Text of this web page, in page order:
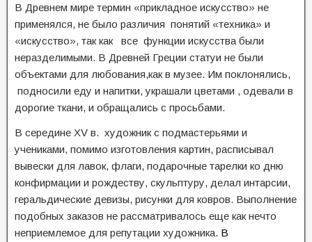
В Древнем мире термин «прикладное искусство» не
применялся, не было различия понятий «техника» и
«искусство», так как все функции искусства были
неразделимыми. В Древней Греции статуи не были
объектами для любования,как в музее. Им поклонялись,
подносили еду и напитки, украшали цветами , одевали в
дорогие ткани, и обращались с просьбами.
В середине XV в. художник с подмастерьями и
учениками, помимо изготовления картин, расписывал
вывески для лавок, флаги, подарочные тарелки ко дню
конфирмации и рождеству, скульптуру, делал интарсии,
геральдические девизы, рисунки для ковров. Выполнение
подобных заказов не рассматривалось еще как нечто
неприемлемое для репутации художника. В